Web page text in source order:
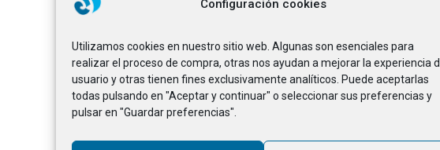
Configuración cookies
Utilizamos cookies en nuestro sitio web. Algunas son esenciales para
realizar el proceso de compra, otras nos ayudan a mejorar la experiencia
usuario y otras tienen fines exclusivamente analíticos. Puede aceptarlas
todas pulsando en "Aceptar y continuar" o seleccionar sus preferencias y
pulsar en "Guardar preferencias".